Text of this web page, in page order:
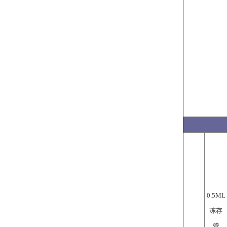
0.5ML
冻存